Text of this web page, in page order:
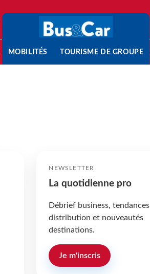
MOBILITÉS TOURISME DE GROUPE
NEWSLETTER
La quotidienne pro
Débrief business, tendances
distribution et nouveautés
destinations.
Je m'inscris